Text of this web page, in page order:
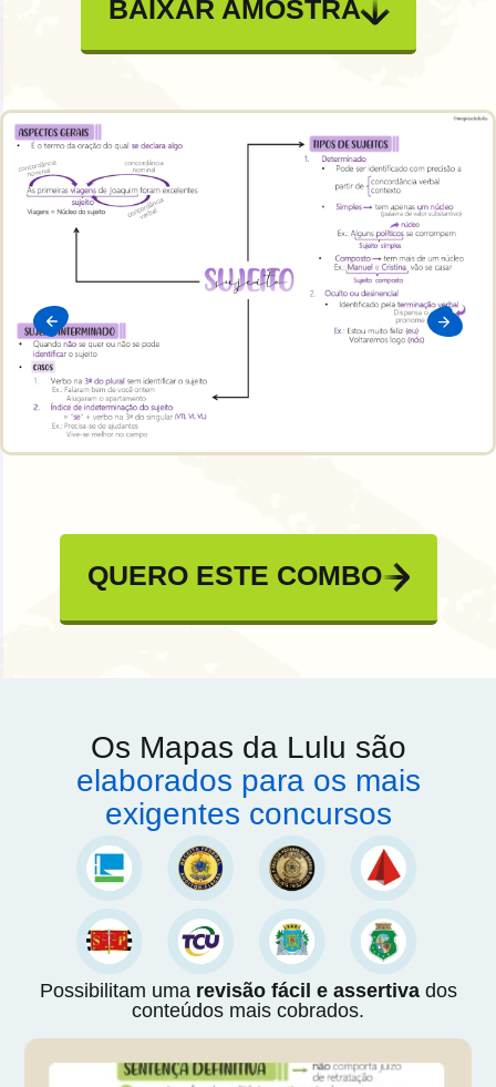
BAIXAR AMOSTRA
QUERO ESTE COMBO
Os Mapas da Lulu são
elaborados para os mais
exigentes concursos
Possibilitam uma revisão fácil e assertivados
conteúdos mais cobrados.